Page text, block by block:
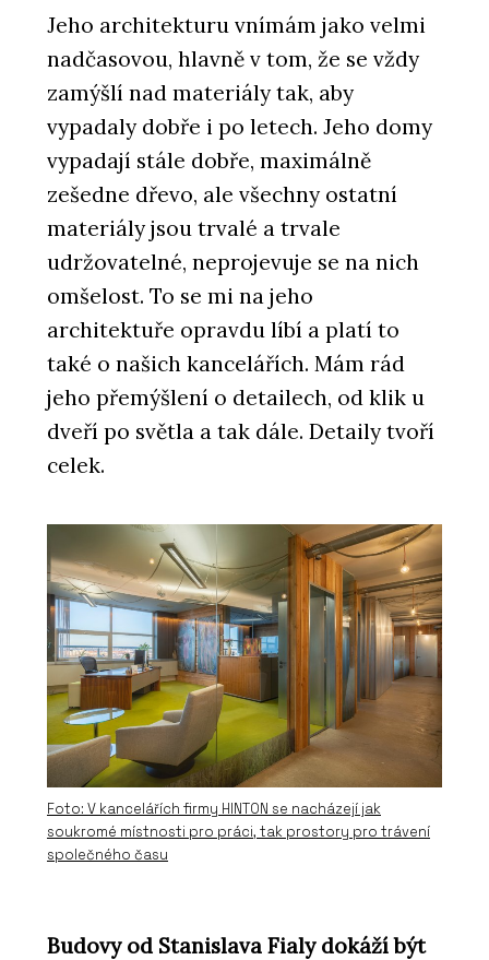
Jeho architekturu vnímám jako velmi
nadčasovou, hlavně v tom, že se vždy
zamýšlí nad materiály tak, aby
vypadaly dobře i po letech. Jeho domy
vypadají stále dobře, maximálně
zešedne dřevo, ale všechny ostatní
materiály jsou trvalé a trvale
udržovatelné, neprojevuje se na nich
omšelost. To se mi na jeho
architektuře opravdu líbí a platí to
také o našich kancelářích. Mám rád
jeho přemýšlení o detailech, od klik u
dveří po světla a tak dále. Detaily tvoří
celek.
Foto: V kancelářích firmy HINTON se nacházejí jak
soukromé místnosti pro práci, tak prostory pro trávení
společného času
Budovy od Stanislava Fialy dokáží být